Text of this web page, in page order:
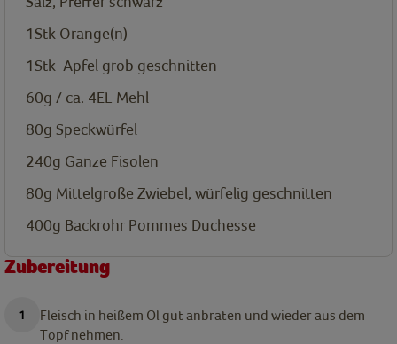
1Stk Orange(n)
1Stk Apfel grob geschnitten
60g / ca. 4EL Mehl
80g Speckwürfel
240g Ganze Fisolen
80g Mittelgroße Zwiebel, würfelig geschnitten
400g Backrohr Pommes Duchesse
Zubereitung
Fleisch in heißem Öl gut anbraten und wieder aus dem
Topf nehmen.